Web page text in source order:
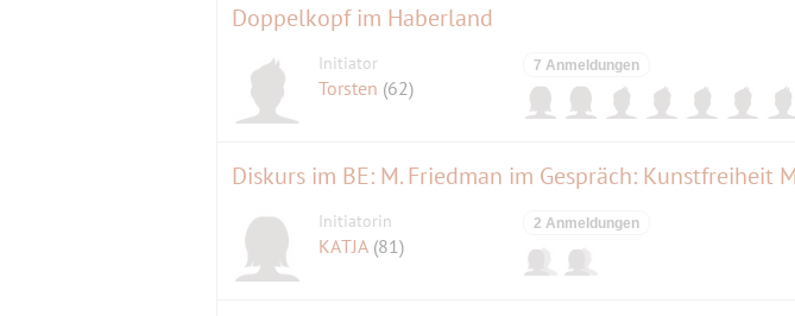
Doppelkopf im Haberland
Initiator
Torsten (62)
7 Anmeldungen
Initiatorin
KATJA (81)
2 Anmeldungen